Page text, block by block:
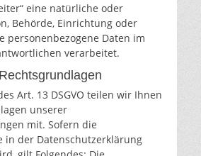
eine natürliche oder
Behörde, Einrichtung oder
personenbezogene Daten im
verarbeitet.
Art. 13 DSGVO teilen wir Ihnen
unserer
mit. Sofern die
in der Datenschutzerklärung